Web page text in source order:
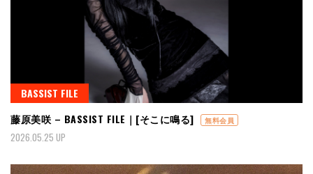
BASSIST FILE
藤原美咲 – BASSIST FILE｜[そこに鳴る]
無料会員
2026.05.25 UP